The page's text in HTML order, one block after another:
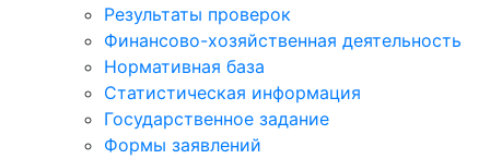
Результаты проверок
Финансово-хозяйственная деятельность
Нормативная база
Статистическая информация
Государственное задание
Формы заявлений